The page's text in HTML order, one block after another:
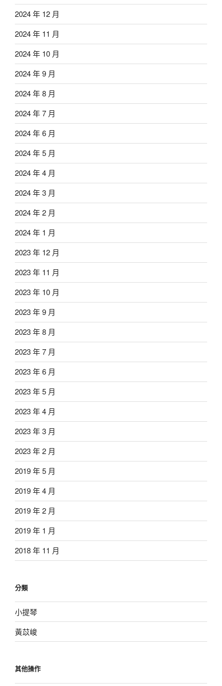
2024 年 12 月
2024 年 11 月
2024 年 10 月
2024 年 9 月
2024 年 8 月
2024 年 7 月
2024 年 6 月
2024 年 5 月
2024 年 4 月
2024 年 3 月
2024 年 2 月
2024 年 1 月
2023 年 12 月
2023 年 11 月
2023 年 10 月
2023 年 9 月
2023 年 8 月
2023 年 7 月
2023 年 6 月
2023 年 5 月
2023 年 4 月
2023 年 3 月
2023 年 2 月
2019 年 5 月
2019 年 4 月
2019 年 2 月
2019 年 1 月
2018 年 11 月
分類
小提琴
黃苡峻
其他操作